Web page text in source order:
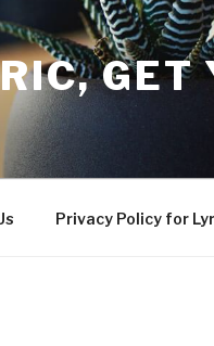
GET
Privacy Policy for